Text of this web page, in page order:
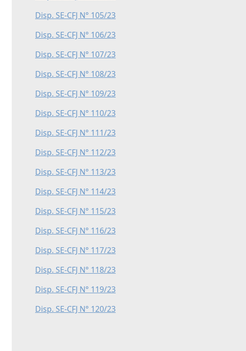
Disp. SE-CFJ N° 105/23
Disp. SE-CFJ N° 106/23
Disp. SE-CFJ N° 107/23
Disp. SE-CFJ N° 108/23
Disp. SE-CFJ N° 109/23
Disp. SE-CFJ N° 110/23
Disp. SE-CFJ N° 111/23
Disp. SE-CFJ N° 112/23
Disp. SE-CFJ N° 113/23
Disp. SE-CFJ N° 114/23
Disp. SE-CFJ N° 115/23
Disp. SE-CFJ N° 116/23
Disp. SE-CFJ N° 117/23
Disp. SE-CFJ N° 118/23
Disp. SE-CFJ N° 119/23
Disp. SE-CFJ N° 120/23